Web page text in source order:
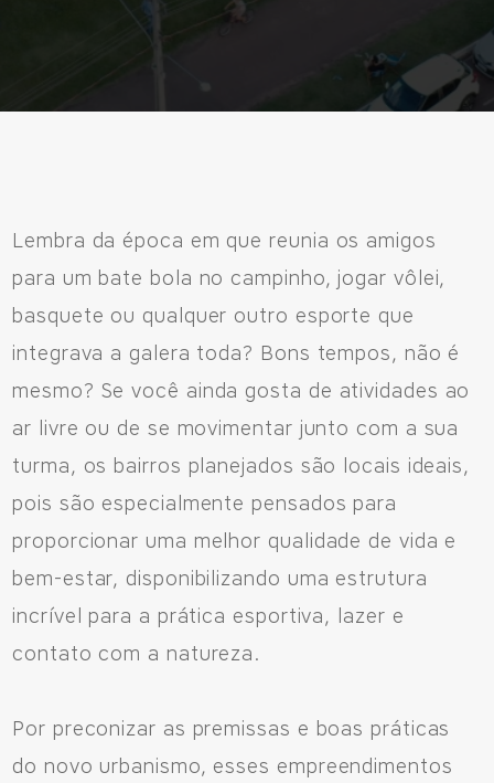
Fale Conosco
Avenida Eiffel, 819 - Aquarela das Artes Bairro Planejado,
Razão Social: Jmd Hamoa Urbanismo Ltda
Sinop/MT - 78.555-453
66 3531 9505
Lembra da época em que reunia os amigos
para um bate bola no campinho, jogar vôlei,
basquete ou qualquer outro esporte que
integrava a galera toda? Bons tempos, não é
mesmo? Se você ainda gosta de atividades ao
ar livre ou de se movimentar junto com a sua
turma, os bairros planejados são locais ideais,
pois são especialmente pensados para
proporcionar uma melhor qualidade de vida e
bem-estar, disponibilizando uma estrutura
incrível para a prática esportiva, lazer e
contato com a natureza.
Por preconizar as premissas e boas práticas
do novo urbanismo, esses empreendimentos